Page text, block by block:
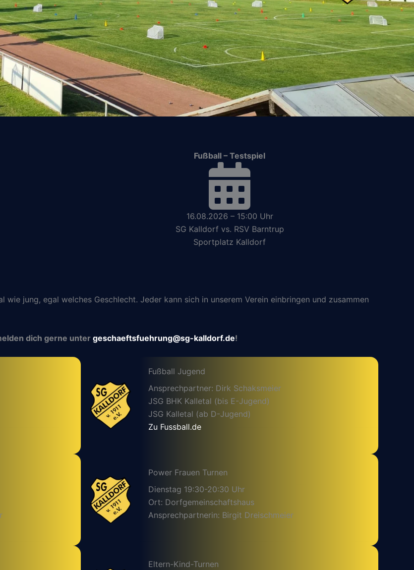
Fußball – Testspiel
16.08.2026 – 15:00 Uhr
SG Kalldorf vs. RSV Barntrup
Sportplatz Kalldorf
jung, egal welches Geschlecht. Jeder kann sich in unserem Verein einbringen und zusammen
dich gerne untergeschaeftsfuehrung@sg-kalldorf.de!
Fußball Jugend
Ansprechpartner: Dirk Schaksmeier
JSG BHK Kalletal (bis E-Jugend)
JSG Kalletal (ab D-Jugend)
Zu Fussball.de
Power Frauen Turnen
Dienstag 19:30-20:30 Uhr
Ort: Dorfgemeinschaftshaus
Ansprechpartnerin: Birgit Dreischmeier
Eltern-Kind-Turnen